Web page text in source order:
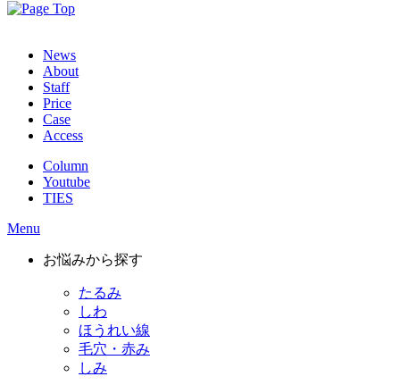
News
About
Staff
Price
Case
Access
Column
Youtube
TIES
Menu
お悩みから探す
たるみ
しわ
ほうれい線
毛穴・赤み
しみ